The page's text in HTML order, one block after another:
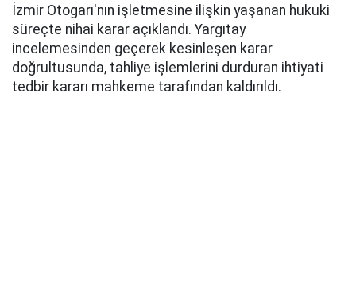
İzmir Otogarı'nın işletmesine ilişkin yaşanan hukuki
süreçte nihai karar açıklandı. Yargıtay
incelemesinden geçerek kesinleşen karar
doğrultusunda, tahliye işlemlerini durduran ihtiyati
tedbir kararı mahkeme tarafından kaldırıldı.